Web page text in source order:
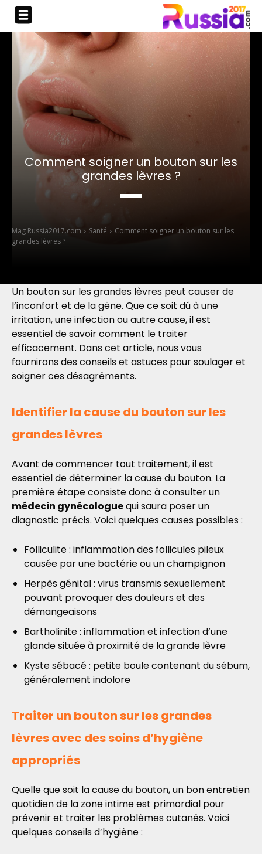
Comment soigner un bouton sur les
grandes lèvres ?
Mag Russia2017.com Santé
Comment soigner un bouton sur les
grandes lèvres ?
Un bouton sur les grandes lèvres peut causer de
l’inconfort et de la gêne. Que ce soit dû à une
irritation, une infection ou autre cause, il est
essentiel de savoir comment le traiter
efficacement. Dans cet article, nous vous
fournirons des conseils et astuces pour soulager et
soigner ces désagréments.
Identifier la cause du bouton sur les
grandes lèvres
Avant de commencer tout traitement, il est
essentiel de déterminer la cause du bouton. La
première étape consiste donc à consulter un
médecin gynécologuequi saura poser un
diagnostic précis. Voici quelques causes possibles :
Folliculite : inflammation des follicules pileux
causée par une bactérie ou un champignon
Herpès génital : virus transmis sexuellement
pouvant provoquer des douleurs et des
démangeaisons
Bartholinite : inflammation et infection d’une
glande située à proximité de la grande lèvre
Kyste sébacé : petite boule contenant du sébum,
généralement indolore
Traiter un bouton sur les grandes
lèvres avec des soins d’hygiène
appropriés
Quelle que soit la cause du bouton, un bon entretien
quotidien de la zone intime est primordial pour
prévenir et traiter les problèmes cutanés. Voici
quelques conseils d’hygiène :